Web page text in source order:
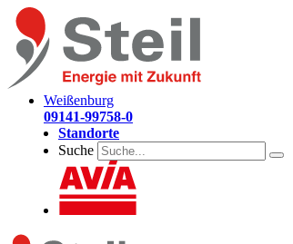
Weißenburg
09141-99758-0
Standorte
Suche